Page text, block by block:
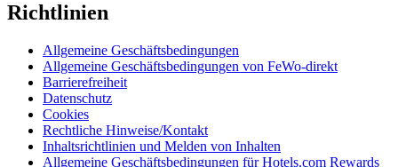
Richtlinien
Allgemeine Geschäftsbedingungen
Allgemeine Geschäftsbedingungen von FeWo-direkt
Barrierefreiheit
Datenschutz
Cookies
Rechtliche Hinweise/Kontakt
Inhaltsrichtlinien und Melden von Inhalten
Allgemeine Geschäftsbedingungen für Hotels.com Rewards